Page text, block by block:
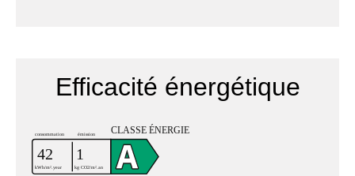
Efficacité énergétique